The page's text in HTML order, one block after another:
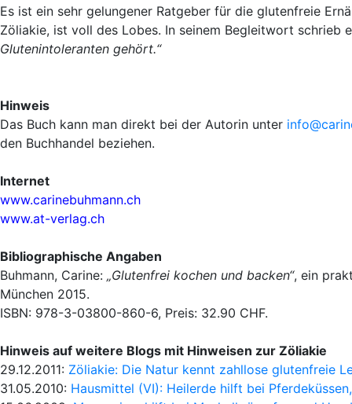
Es ist ein sehr gelungener Ratgeber für die glutenfreie
Zöliakie, ist voll des Lobes. In seinem Begleitwort schrieb
Glutenintoleranten gehört.“
Hinweis
Das Buch kann man direkt bei der Autorin unter
den Buchhandel beziehen.
Internet
www.carinebuhmann.ch
www.at-verlag.ch
Bibliographische Angaben
Buhmann, Carine: „Glutenfrei kochen und backen“, ein
München 2015.
ISBN: 978-3-03800-860-6, Preis: 32.90 CHF.
Hinweis auf weitere Blogs mit Hinweisen zur Zöliakie
29.12.2011: Zöliakie: Die Natur kennt zahllose glutenfreie
31.05.2010: Hausmittel (VI): Heilerde hilft bei